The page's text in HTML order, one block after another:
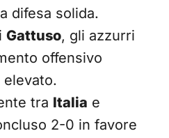
difesa solida.
Gattuso, gli azzurri
offensivo
tra Italia e
2-0 in favore